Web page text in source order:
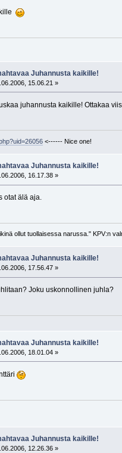
Juhannusta kaikille!
15.06.21 »
juhannusta kaikille! Ottakaa
<------ Nice one!
Juhannusta kaikille!
16.17.38 »
otat älä aja.
ollut tuollaisessa narussa." KPV:n
Juhannusta kaikille!
17.56.47 »
Joku uskonnollinen juhla?
Juhannusta kaikille!
18.01.04 »
Juhannusta kaikille!
12.26.36 »